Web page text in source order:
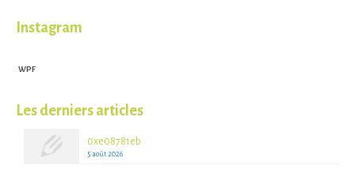
Instagram
WPF
Les derniers articles
0xe08781eb
5 août 2026